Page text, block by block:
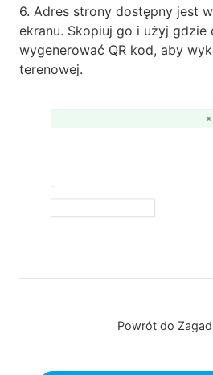
6. Adres strony dostępny jest
ekranu. Skopiuj go i użyj gdzie
wygenerować QR kod, aby
terenowej.
Powrót do